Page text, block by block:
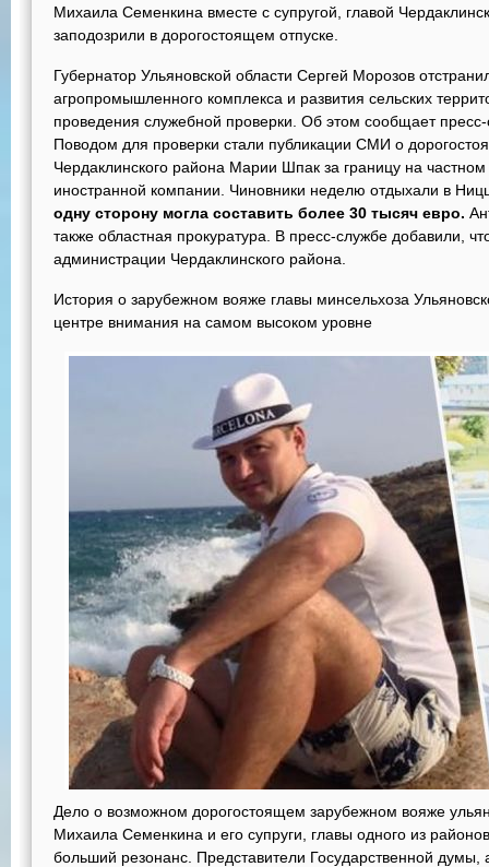
Михаила Семенкина вместе с супругой, главой
заподозрили в дорогостоящем отпуске.
Губернатор Ульяновской области Сергей Морозов
агропромышленного комплекса и развития сельских
проведения служебной проверки. Об этом сообщает пресс-
Поводом для проверки стали публикации СМИ о
Чердаклинского района Марии Шпак за границу на
иностранной компании. Чиновники неделю отдыхали в
одну сторону могла составить более 30 тысяч евро.
также областная прокуратура. В пресс-службе добавили,
администрации Чердаклинского района.
История о зарубежном вояже главы минсельхоза
центре внимания на самом высоком уровне
Дело о возможном дорогостоящем зарубежном вояже
Михаила Семенкина и его супруги, главы одного из
больший резонанс. Представители Государственной